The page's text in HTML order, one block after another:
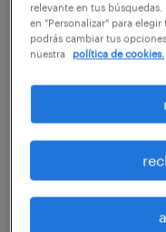
Revisa el artículo
para triunfar en
1.- ¿Son más las
desarrollando
relevante en tus
en "Personalizar" para
podrás cambiar tus
nuestra
política de cookies.